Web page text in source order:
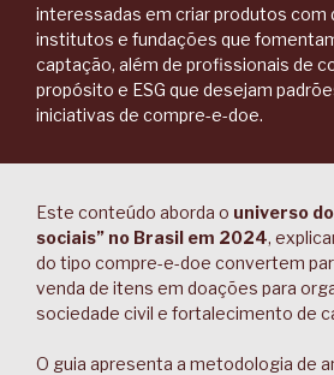
interessadas em criar produtos com
institutos e fundações que
captação, além de profissionais de
propósito e ESG que desejam
iniciativas de compre-e-doe.
Este conteúdo aborda o universo
sociais” no Brasil em 2024,
do tipo compre-e-doe convertem
venda de itens em doações para
sociedade civil e fortalecimento de
O guia apresenta a metodologia de